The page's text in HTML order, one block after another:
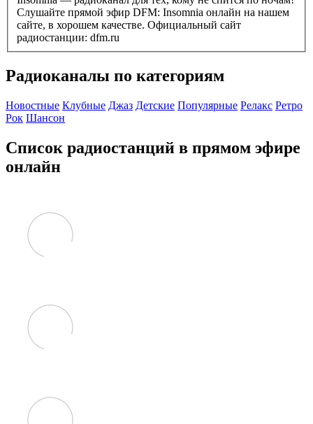
Слушайте прямой эфир DFM: Insomnia онлайн на нашем
сайте, в хорошем качестве. Официальный сайт
радиостанции: dfm.ru
Радиоканалы по категориям
Новостные Клубные Джаз Детские Популярные Релакс Ретро
Рок Шансон
Список радиостанций в прямом эфире
онлайн